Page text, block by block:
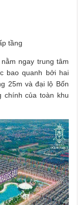
tầng
ngay trung tâm
bao quanh bởi hai
25m và đại lộ Bốn
chính của toàn khu